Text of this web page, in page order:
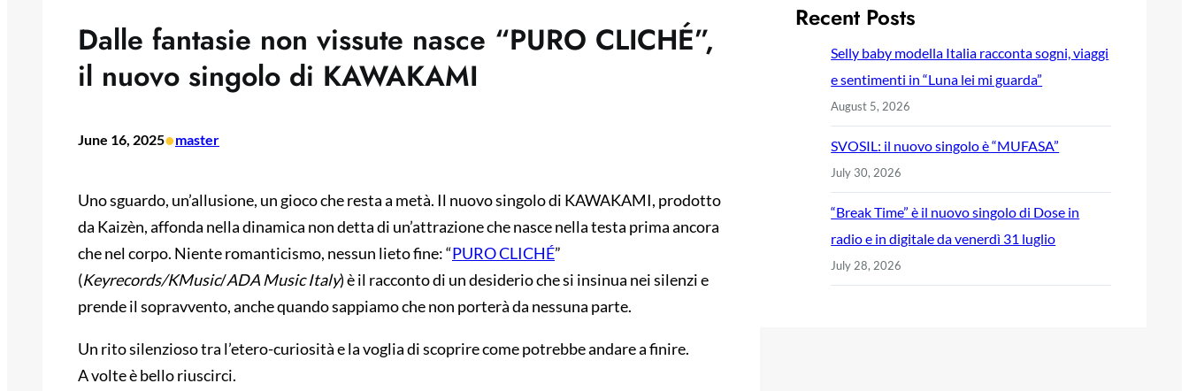
Dalle fantasie non vissute nasce “PURO CLICHÉ”,
il nuovo singolo di KAWAKAMI
June 16, 2025•master
Uno sguardo, un’allusione, un gioco che resta a metà. Il nuovo singolo di KAWAKAMI, prodotto
da Kaizèn, affonda nella dinamica non detta di un’attrazione che nasce nella testa prima ancora
che nel corpo. Niente romanticismo, nessun lieto fine: “PURO CLICHÉ”
(Keyrecords/KMusic/ADA Music Italy) è il racconto di un desiderio che si insinua nei silenzi e
prende il sopravvento, anche quando sappiamo che non porterà da nessuna parte.
Un rito silenzioso tra l’etero-curiosità e la voglia di scoprire come potrebbe andare a finire.
A volte è bello riuscirci.
Recent Posts
Selly baby modella Italia racconta sogni, viaggi
e sentimenti in “Luna lei mi guarda”
August 5, 2026
SVOSIL: il nuovo singolo è “MUFASA”
July 30, 2026
“Break Time” è il nuovo singolo di Dose in
radio e in digitale da venerdì 31 luglio
July 28, 2026